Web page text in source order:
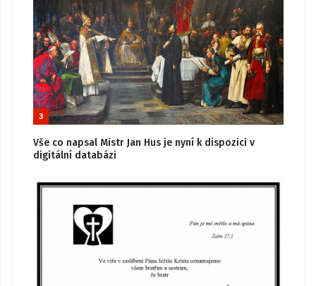
3
Vše co napsal Mistr Jan Hus je nyní k dispozici v
digitální databázi